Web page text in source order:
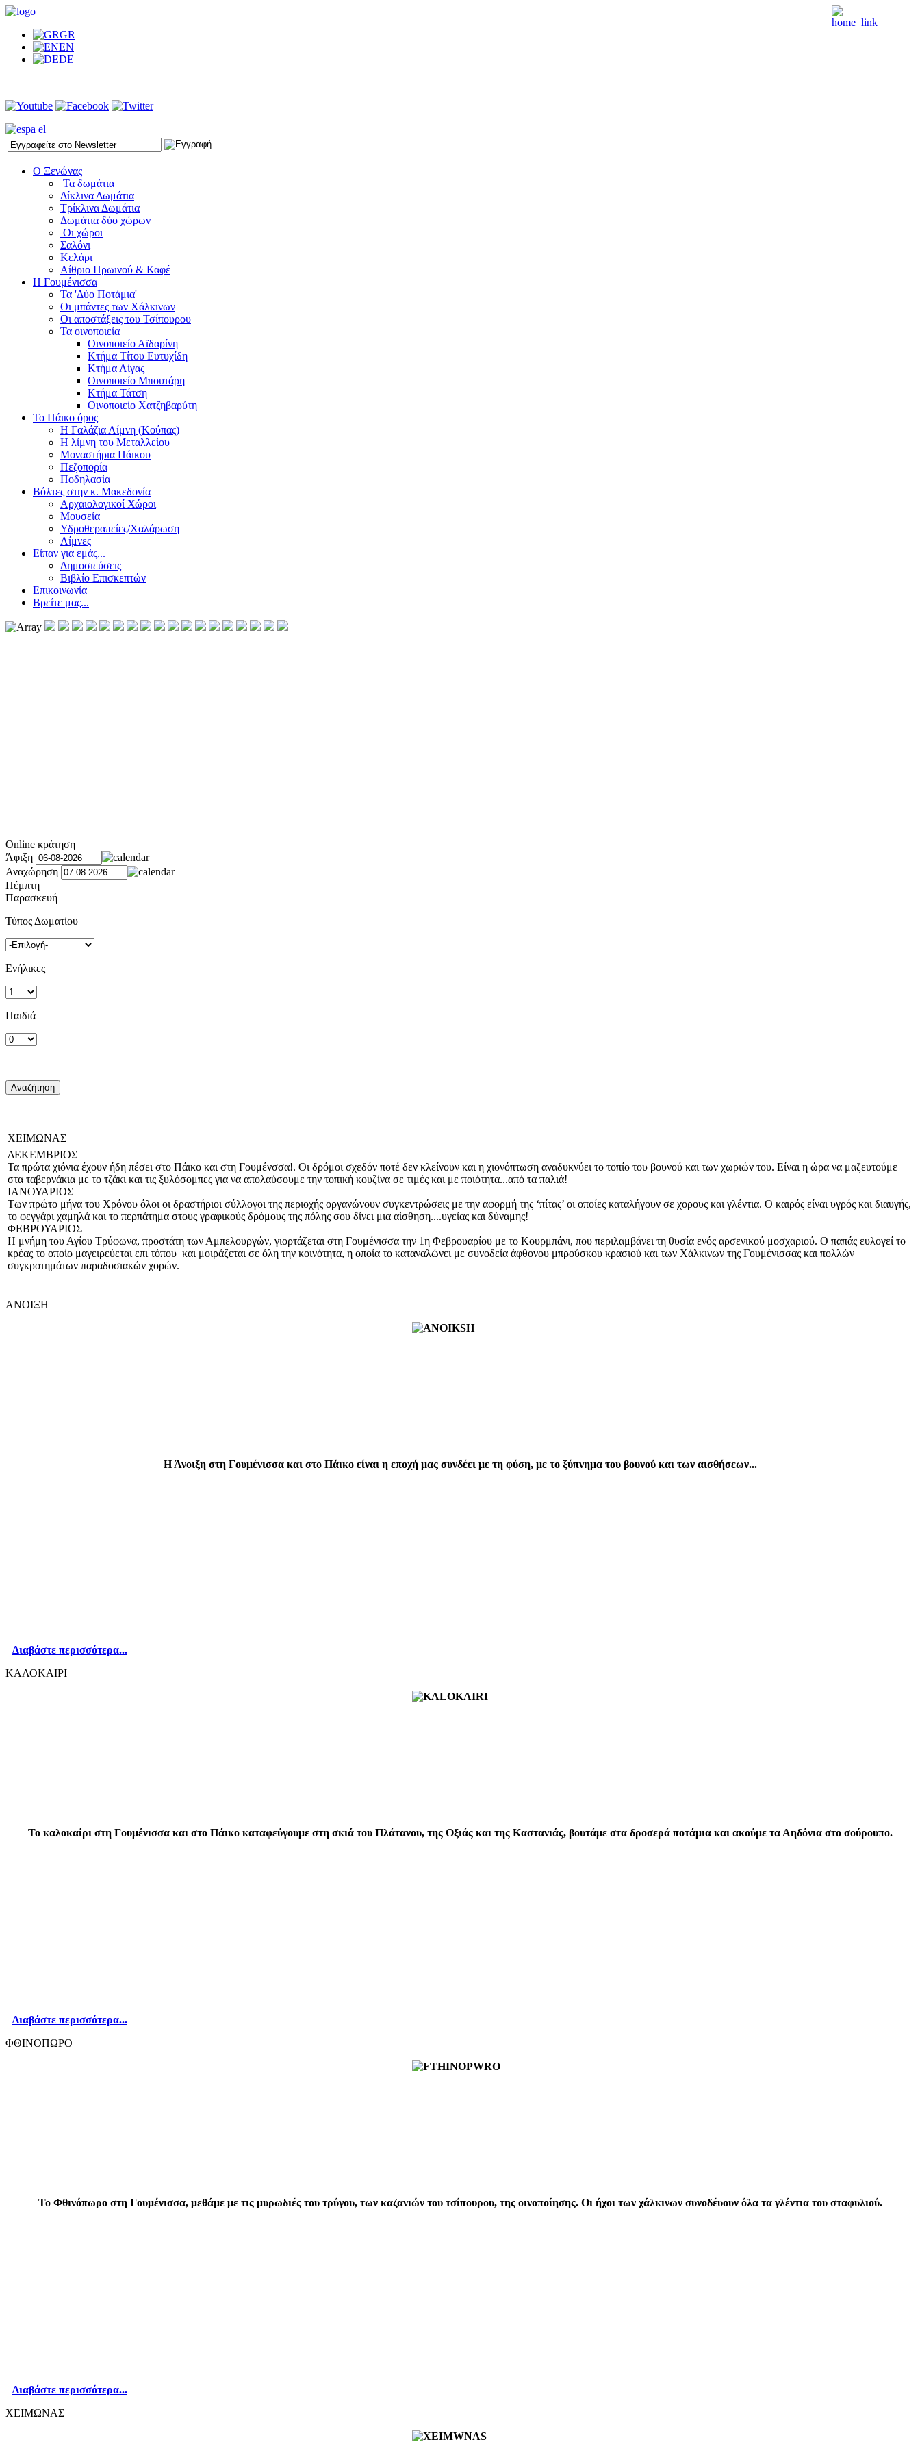
GR
EN
DE
Ο Ξενώνας
Τα δωμάτια
Δίκλινα Δωμάτια
Τρίκλινα Δωμάτια
Δωμάτια δύο χώρων
Οι χώροι
Σαλόνι
Κελάρι
Αίθριο Πρωινού & Καφέ
Η Γουμένισσα
Τα 'Δύο Ποτάμια'
Οι μπάντες των Χάλκινων
Οι αποστάξεις του Τσίπουρου
Τα οινοποιεία
Οινοποιείο Αϊδαρίνη
Κτήμα Τίτου Ευτυχίδη
Κτήμα Λίγας
Οινοποιείο Μπουτάρη
Κτήμα Τάτση
Οινοποιείο Χατζηβαρύτη
Το Πάικο όρος
Η Γαλάζια Λίμνη (Κούπας)
Η λίμνη του Μεταλλείου
Μοναστήρια Πάικου
Πεζοπορία
Ποδηλασία
Βόλτες στην κ. Μακεδονία
Αρχαιολογικοί Χώροι
Μουσεία
Υδροθεραπείες/Χαλάρωση
Λίμνες
Είπαν για εμάς...
Δημοσιεύσεις
Βιβλίο Επισκεπτών
Επικοινωνία
Βρείτε μας...
Online κράτηση
Άφιξη
Αναχώρηση
Πέμπτη
Παρασκευή
Τύπος Δωματίου
Ενήλικες
Παιδιά
ΧΕΙΜΩΝΑΣ
ΔΕΚΕΜΒΡΙΟΣ
Τα πρώτα χιόνια έχουν ήδη πέσει στο Πάικο και στη Γουμένσσα!. Οι δρόμοι σχεδόν ποτέ δεν κλείνουν και η χιονόπτωση αναδυκνύει το τοπίο του βουνού και των χωριών του. Είναι η ώρα να μαζευτούμε
στα ταβερνάκια με το τζάκι και τις ξυλόσομπες για να απολαύσουμε την τοπική κουζίνα σε τιμές και με ποιότητα...από τα παλιά!
ΙΑΝΟΥΑΡΙΟΣ
Των πρώτο μήνα του Χρόνου όλοι οι δραστήριοι σύλλογοι της περιοχής οργανώνουν συγκεντρώσεις με την αφορμή της ‘πίτας’ οι οποίες καταλήγουν σε χορους και γλέντια. Ο καιρός είναι υγρός και διαυγής,
το φεγγάρι χαμηλά και το περπάτημα στους γραφικούς δρόμους της πόλης σου δίνει μια αίσθηση....υγείας και δύναμης!
ΦΕΒΡΟΥΑΡΙΟΣ
Η μνήμη του Αγίου Τρύφωνα, προστάτη των Αμπελουργών, γιορτάζεται στη Γουμένισσα την 1η Φεβρουαρίου με το Κουρμπάνι, που περιλαμβάνει τη θυσία ενός αρσενικού μοσχαριού. Ο παπάς ευλογεί το
κρέας το οποίο μαγειρεύεται επι τόπου και μοιράζεται σε όλη την κοινότητα, η οποία το καταναλώνει με συνοδεία άφθονου μπρούσκου κρασιού και των Χάλκινων της Γουμένισσας και πολλών
συγκροτημάτων παραδοσιακών χορών.
ΑΝΟΙΞΗ
Η Άνοιξηστη Γουμένισσα και στο Πάικο είναι η εποχή μας συνδέει με τη φύση, με το ξύπνημα του βουνού και των αισθήσεων...
Διαβάστε περισσότερα...
ΚΑΛΟΚΑΙΡΙ
Το καλοκαίρι στη Γουμένισσα και στο Πάικο καταφεύγουμε στη σκιά του Πλάτανου, της Οξιάς και της Καστανιάς, βουτάμε στα δροσερά ποτάμια και ακούμε τα Αηδόνια στο σούρουπο.
Διαβάστε περισσότερα...
ΦΘΙΝΟΠΩΡΟ
Το Φθινόπωρο στη Γουμένισσα, μεθάμε με τις μυρωδιές του τρύγου, των καζανιών του τσίπουρου, της οινοποίησης. Οι ήχοι των χάλκινων συνοδέυουν όλα τα γλέντια του σταφυλιού.
Διαβάστε περισσότερα...
ΧΕΙΜΩΝΑΣ